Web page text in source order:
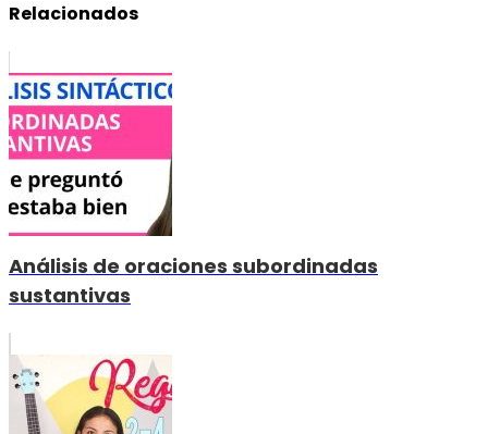
Relacionados
Análisis de oraciones subordinadas
sustantivas